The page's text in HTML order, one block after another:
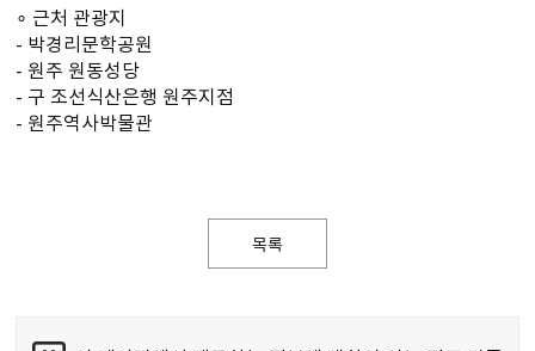
∘ 근처 관광지
- 박경리문학공원
- 원주 원동성당
- 구 조선식산은행 원주지점
- 원주역사박물관
목록